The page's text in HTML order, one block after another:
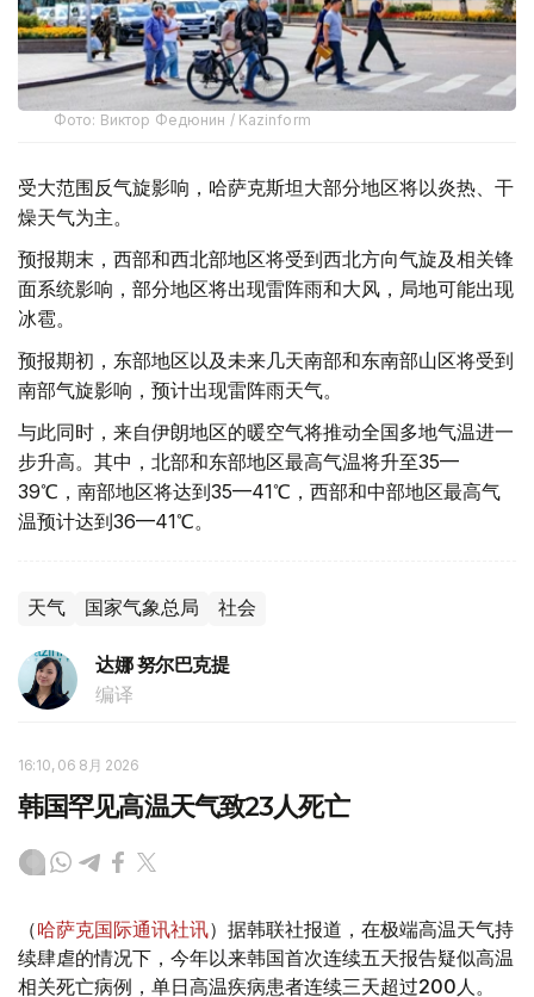
Фото: Виктор Федюнин / Kazinform
受大范围反气旋影响，哈萨克斯坦大部分地区将以炎热、干
燥天气为主。
预报期末，西部和西北部地区将受到西北方向气旋及相关锋
面系统影响，部分地区将出现雷阵雨和大风，局地可能出现
冰雹。
预报期初，东部地区以及未来几天南部和东南部山区将受到
南部气旋影响，预计出现雷阵雨天气。
与此同时，来自伊朗地区的暖空气将推动全国多地气温进一
步升高。其中，北部和东部地区最高气温将升至35—
39℃，南部地区将达到35—41℃，西部和中部地区最高气
温预计达到36—41℃。
天气 国家气象总局 社会
达娜 努尔巴克提
编译
16:10, 06 8月 2026
韩国罕见高温天气致23人死亡
（哈萨克国际通讯社讯）据韩联社报道，在极端高温天气持
续肆虐的情况下，今年以来韩国首次连续五天报告疑似高温
相关死亡病例，单日高温疾病患者连续三天超过200人。